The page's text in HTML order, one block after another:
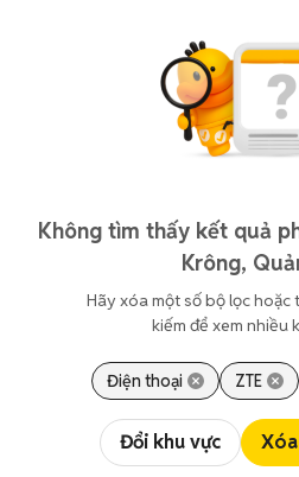
Không tìm thấy kết quả
Krông,
Hãy xóa một số bộ lọc hoặc
kiếm để xem nhiều
Điện thoại ZTE
Đổi khu vực